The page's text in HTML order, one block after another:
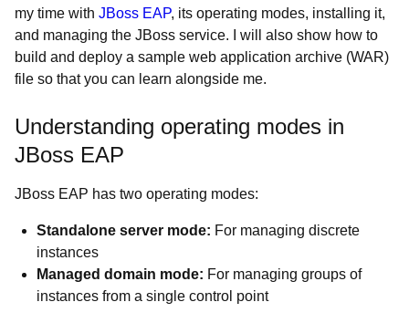
my time with JBoss EAP, its operating modes, installing it,
and managing the JBoss service. I will also show how to
build and deploy a sample web application archive (WAR)
file so that you can learn alongside me.
Understanding operating modes in
JBoss EAP
JBoss EAP has two operating modes:
Standalone server mode: For managing discrete
instances
Managed domain mode: For managing groups of
instances from a single control point